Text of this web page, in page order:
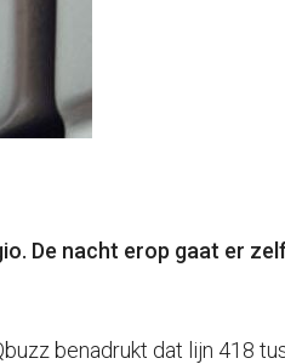
De nacht erop gaat er
benadrukt dat lijn 418